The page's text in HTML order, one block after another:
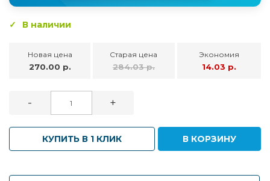
В наличии
Новая цена
270.00 р.
Старая цена
284.03 р.
Экономия
14.03 р.
- +
КУПИТЬ В 1 КЛИК В КОРЗИНУ